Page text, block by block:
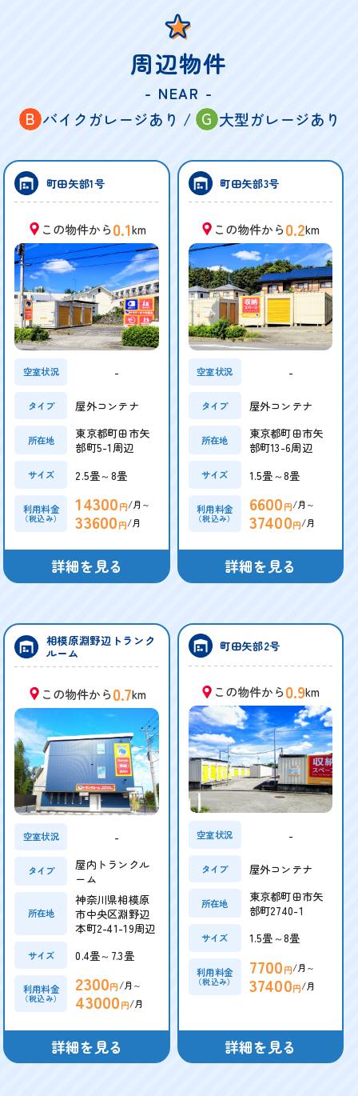
周辺物件
- NEAR -
B バイクガレージあり / G 大型ガレージあり
町田矢部1号
この物件から0.1km
空室状況 -
タイプ 屋外コンテナ
所在地
東京都町田市矢
部町5-1周辺
サイズ 2.5畳～8畳
利用料金
（税込み）
14300円/月～
33600円/月
詳細を見る
町田矢部3号
この物件から0.2km
空室状況 -
タイプ 屋外コンテナ
所在地
東京都町田市矢
部町13-6周辺
サイズ 1.5畳～8畳
利用料金
（税込み）
6600円/月～
37400円/月
詳細を見る
相模原淵野辺トランク
ルーム
この物件から0.7km
空室状況 -
タイプ
屋内トランクル
ーム
所在地
神奈川県相模原
市中央区淵野辺
本町2-41-19周辺
サイズ 0.4畳～7.3畳
利用料金
（税込み）
2300円/月～
43000円/月
詳細を見る
町田矢部2号
この物件から0.9km
空室状況 -
タイプ 屋外コンテナ
所在地
東京都町田市矢
部町2740-1
サイズ 1.5畳～8畳
利用料金
（税込み）
7700円/月～
37400円/月
詳細を見る